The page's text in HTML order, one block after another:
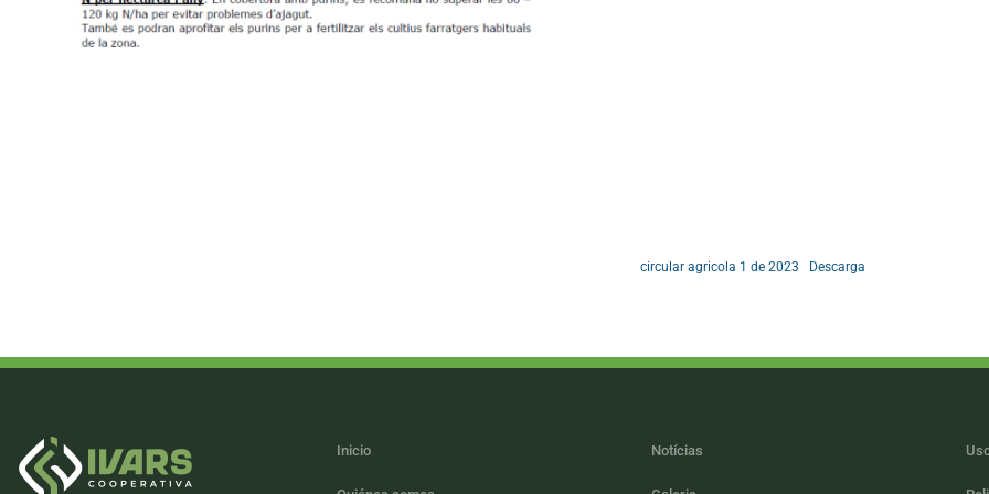
circular agricola 1 de 2023 Descarga
Inicio Notícias